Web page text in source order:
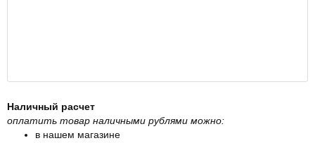
Наличный расчет
оплатить товар наличными рублями можно:
в нашем магазине